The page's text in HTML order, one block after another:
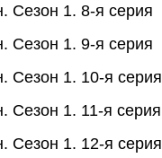
Сезон 1. 8-я серия
Сезон 1. 9-я серия
Сезон 1. 10-я серия
Сезон 1. 11-я серия
Сезон 1. 12-я серия